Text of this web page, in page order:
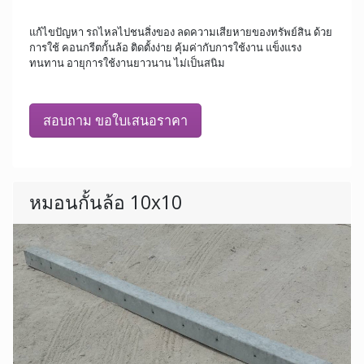
แก้ไขปัญหา รถไหลไปชนสิ่งของ ลดความเสียหายของทรัพย์สิน ด้วย
การใช้ คอนกรีตกั้นล้อ ติดตั้งง่าย คุ้มค่ากับการใช้งาน แข็งแรง
ทนทาน อายุการใช้งานยาวนาน ไม่เป็นสนิม
สอบถาม ขอใบเสนอราคา
หมอนกั้นล้อ 10x10